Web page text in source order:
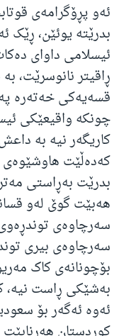
ئەو پڕۆگرامەی
بدرێتە یوئێن، ڕێک
ئیسلامی داوای
ڕاقیتر نانوسرێت،
قسەیەکی خەتەرە
چونکە واقیعێکی
کاریگەر نیە بە
کەدەڵێت هاوشێوەی
بدرێت بەڕاستی
هەبێت گوێ لەو
سەرچاوەی
سەرچاوەی بیری
بۆچونانەی کاک
بەشێکی ڕاست نیە،
ئەوە ئەگەر بۆ